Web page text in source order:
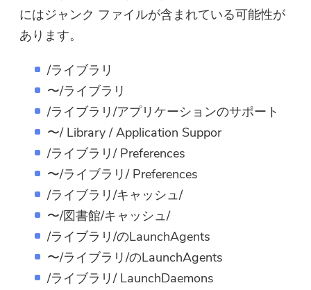
にはジャンク ファイルが含まれている可能性が
あります。
/ライブラリ
〜/ライブラリ
/ライブラリ/アプリケーションのサポート
〜/ Library / Application Suppor
/ライブラリ/ Preferences
〜/ライブラリ/ Preferences
/ライブラリ/キャッシュ/
〜/図書館/キャッシュ/
/ライブラリ/のLaunchAgents
〜/ライブラリ/のLaunchAgents
/ライブラリ/ LaunchDaemons